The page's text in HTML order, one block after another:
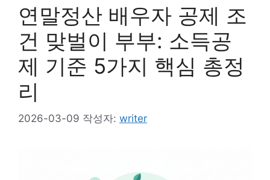
연말정산 배우자 공제 조
건 맞벌이 부부: 소득공
제 기준 5가지 핵심 총정
리
2026-03-09 작성자: writer